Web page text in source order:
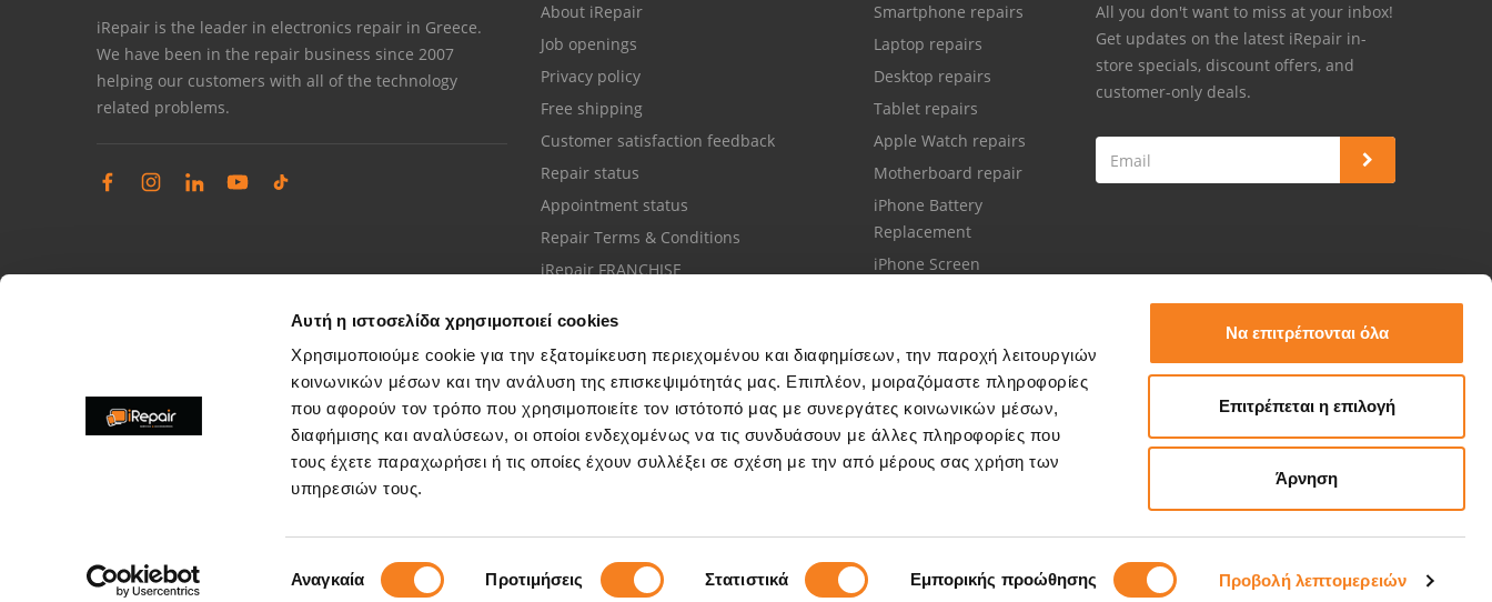
Αυτή η ιστοσελίδα χρησιμοποιεί cookies
Χρησιμοποιούμε cookie για την εξατομίκευση περιεχομένου και διαφημίσεων, την παροχή λειτουργιών
κοινωνικών μέσων και την ανάλυση της επισκεψιμότητάς μας. Επιπλέον, μοιραζόμαστε πληροφορίες
που αφορούν τον τρόπο που χρησιμοποιείτε τον ιστότοπό μας με συνεργάτες κοινωνικών μέσων,
διαφήμισης και αναλύσεων, οι οποίοι ενδεχομένως να τις συνδυάσουν με άλλες πληροφορίες που
τους έχετε παραχωρήσει ή τις οποίες έχουν συλλέξει σε σχέση με την από μέρους σας χρήση των
υπηρεσιών τους.
συγκατάθεσης
Αναγκαία Προτιμήσεις Στατιστικά Εμπορικής προώθησης Προβολή λεπτομερειών
Να επιτρέπονται όλα
Επιτρέπεται η επιλογή
Άρνηση
iRepair is the leader in electronics repair in Greece.
We have been in the repair business since 2007
helping our customers with all of the technology
related problems.
About iRepair
Job openings
Privacy policy
Free shipping
Customer satisfaction feedback
Repair status
Appointment status
Repair Terms & Conditions
iRepair FRANCHISE
Smartphone repairs
Laptop repairs
Desktop repairs
Tablet repairs
Apple Watch repairs
Motherboard repair
iPhone Battery
Replacement
iPhone Screen
All you don't want to miss at your inbox!
Get updates on the latest iRepair in-
store specials, discount offers, and
customer-only deals.
Complaints management
Resolve store service issues
Customer support
Call your nearest store
Copyright © 2026. All rights reserved by irepair.gr